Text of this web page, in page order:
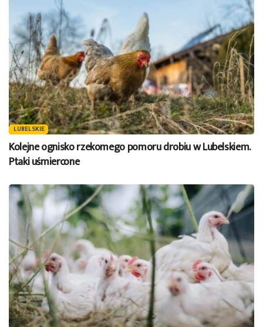
LUBELSKIE
Kolejne ognisko rzekomego pomoru drobiu w Lubelskiem.
Ptaki uśmiercone